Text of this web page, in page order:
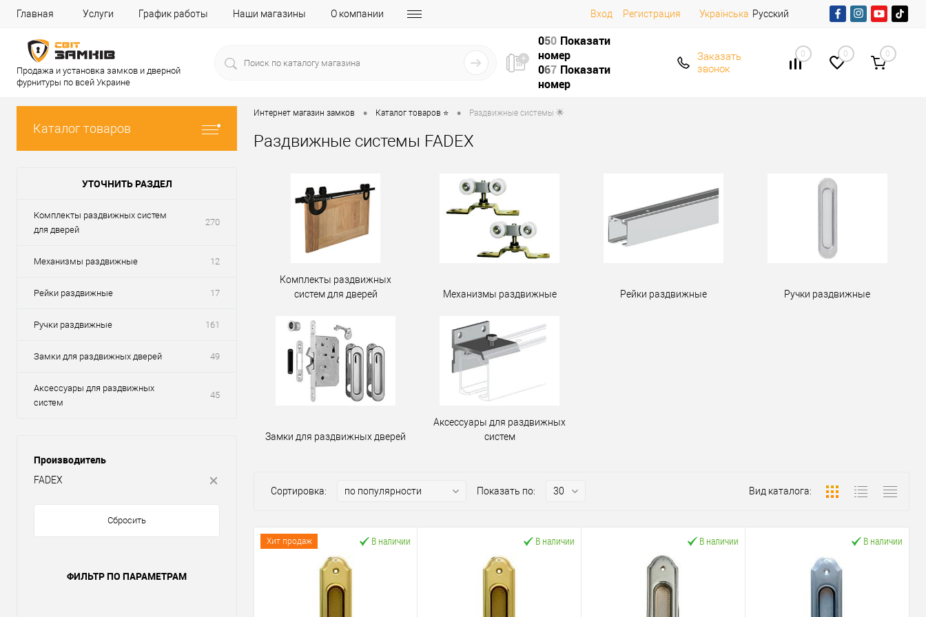
Главная Услуги График работы Наши магазины О компании Вход Регистрация Українська Русский
Продажа и установка замков и дверной
фурнитуры по всей Украине
050 Показати
номер
067 Показати
номер
Заказать
звонок
0 0 0
Каталог товаров
УТОЧНИТЬ РАЗДЕЛ
Комплекты раздвижных систем
для дверей
270
Механизмы раздвижные 12
Рейки раздвижные 17
Ручки раздвижные 161
Замки для раздвижных дверей 49
Аксессуары для раздвижных
систем
45
Производитель
FADEX
Сбросить
ФИЛЬТР ПО ПАРАМЕТРАМ
Интернет магазин замков • Каталог товаров ⭐ • Раздвижные системы 🌟
Раздвижные системы FADEX
Комплекты раздвижных
систем для дверей
Механизмы раздвижные Рейки раздвижные Ручки раздвижные
Замки для раздвижных дверей
Аксессуары для раздвижных
систем
Сортировка: Показать по: Вид каталога:
Хит продаж В наличии В наличии В наличии В наличии